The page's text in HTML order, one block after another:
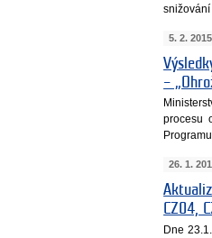
5. 2. 2015
–
procesu
26. 1.
CZ04,
Dne